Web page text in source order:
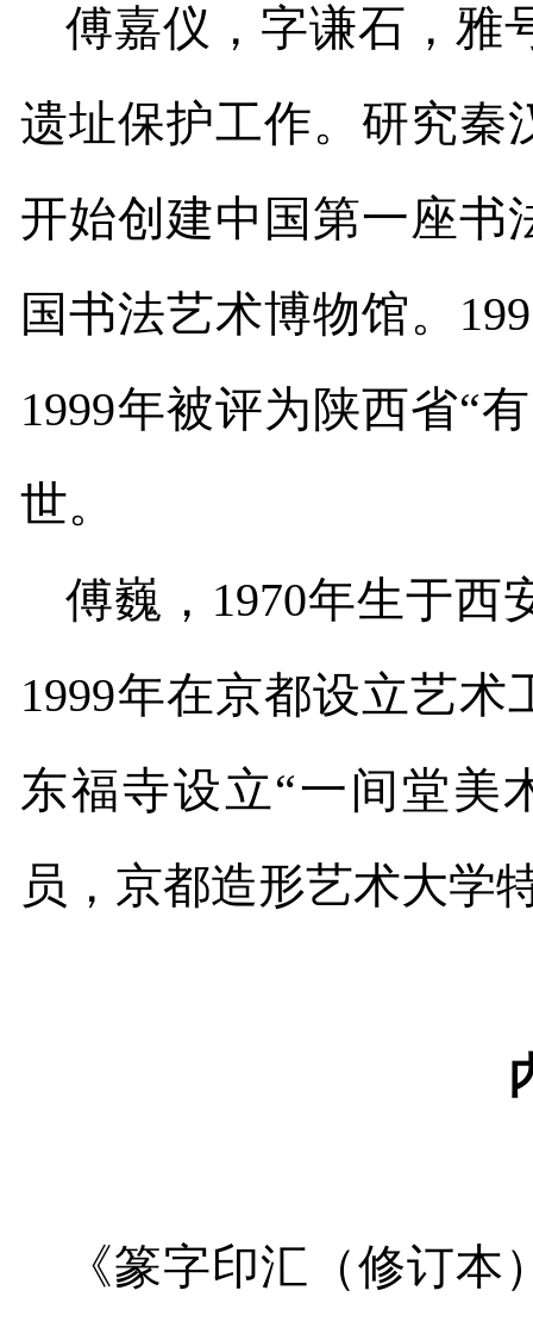
傅嘉仪，字谦石，雅
遗址保护工作。研究秦
开始创建中国第一座书
国书法艺术博物馆。
1999年被评为陕西省“
世。
傅巍， 1970年生于西
1999年在京都设立艺术
东福寺设立“一间堂美
员，京都造形艺术大学
《篆字印汇（修订